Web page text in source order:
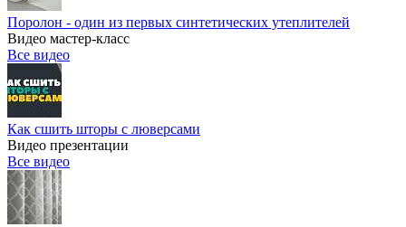
Поролон - один из первых синтетических утеплителей
Видео мастер-класс
Все видео
Как сшить шторы с люверсами
Видео презентации
Все видео